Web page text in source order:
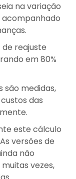
na variação
acompanhado
de reajuste
em 80%
são medidas,
das
este cálculo
versões de
não
vezes,